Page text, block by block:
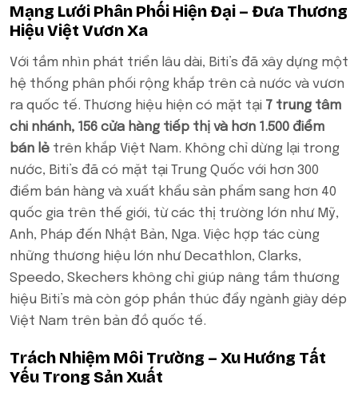
Mạng Lưới Phân Phối Hiện Đại – Đưa Thương
Hiệu Việt Vươn Xa
Với tầm nhìn phát triển lâu dài, Biti’s đã xây dựng một
hệ thống phân phối rộng khắp trên cả nước và vươn
ra quốc tế. Thương hiệu hiện có mặt tại 7 trung tâm
chi nhánh, 156 cửa hàng tiếp thị và hơn 1.500 điểm
bán lẻ trên khắp Việt Nam. Không chỉ dừng lại trong
nước, Biti’s đã có mặt tại Trung Quốc với hơn 300
điểm bán hàng và xuất khẩu sản phẩm sang hơn 40
quốc gia trên thế giới, từ các thị trường lớn như Mỹ,
Anh, Pháp đến Nhật Bản, Nga. Việc hợp tác cùng
những thương hiệu lớn như Decathlon, Clarks,
Speedo, Skechers không chỉ giúp nâng tầm thương
hiệu Biti’s mà còn góp phần thúc đẩy ngành giày dép
Việt Nam trên bản đồ quốc tế.
Trách Nhiệm Môi Trường – Xu Hướng Tất
Yếu Trong Sản Xuất